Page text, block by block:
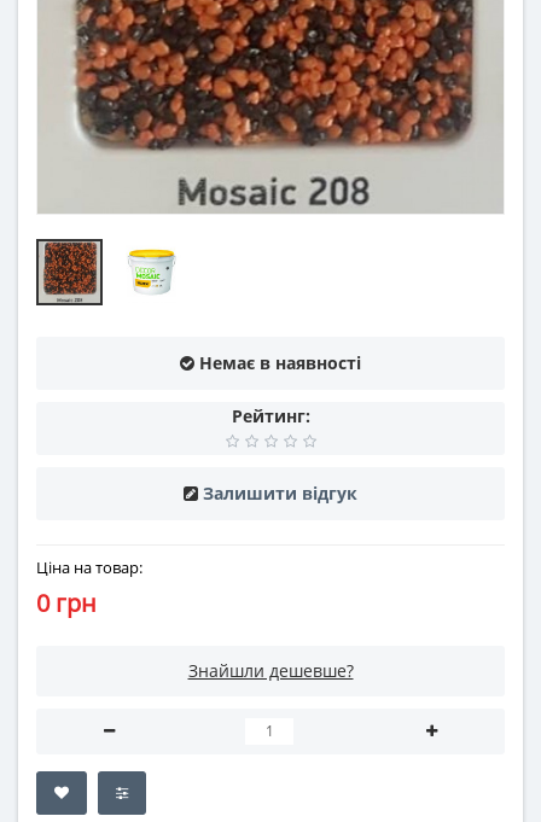
Немає в наявності
Рейтинг:
Залишити відгук
Ціна на товар:
0 грн
Знайшли дешевше?